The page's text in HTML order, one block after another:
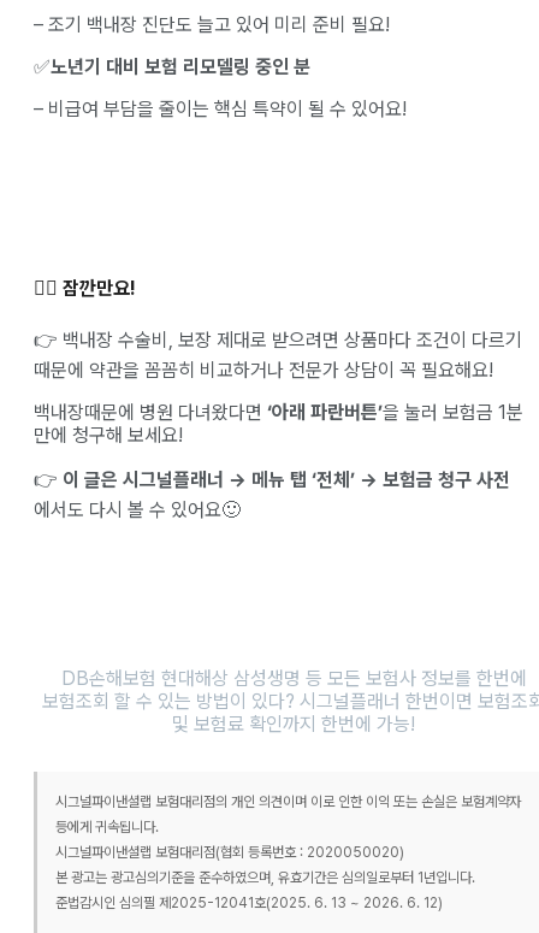
– 조기 백내장 진단도 늘고 있어 미리 준비 필요!
✅노년기 대비 보험 리모델링 중인 분
– 비급여 부담을 줄이는 핵심 특약이 될 수 있어요!
✋🏻 잠깐만요!
👉 백내장 수술비, 보장 제대로 받으려면 상품마다 조건이 다르기
때문에 약관을 꼼꼼히 비교하거나 전문가 상담이 꼭 필요해요!
백내장때문에 병원 다녀왔다면 ‘아래 파란버튼’을 눌러 보험금 1분
만에 청구해 보세요!
👉 이 글은 시그널플래너 → 메뉴 탭 ‘전체’ → 보험금 청구 사전
에서도 다시 볼 수 있어요🙂
DB손해보험 현대해상 삼성생명 등 모든 보험사 정보를 한번에
보험조회 할 수 있는 방법이 있다? 시그널플래너 한번이면 보험조
및 보험료 확인까지 한번에 가능!
시그널파이낸셜랩 보험대리점의 개인 의견이며 이로 인한 이익 또는 손실은 보험계약자
등에게 귀속됩니다.
시그널파이낸셜랩 보험대리점(협회 등록번호 : 2020050020)
본 광고는 광고심의기준을 준수하였으며, 유효기간은 심의일로부터 1년입니다.
준법감시인 심의필 제2025-12041호(2025. 6. 13 ~ 2026. 6. 12)